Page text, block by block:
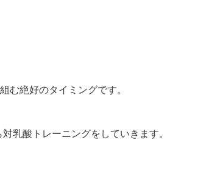
絶好のタイミングです。
乳酸トレーニングをしていきます。